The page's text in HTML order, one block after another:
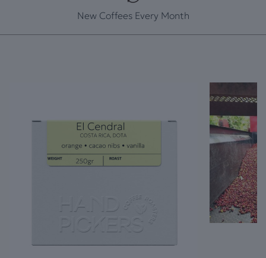
New Coffees Every Month